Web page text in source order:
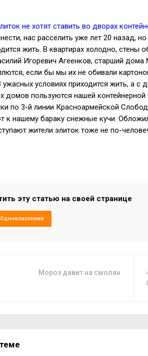
нас расселить уже лет 20 назад,
жить. В квартирах холодно,
Игоревич Агеенков, старший
если бы мы их не обивали
ужасных условиях приходится жить, а
домов пользуются нашей
по 3-й линии Красноармейской
к нашему бараку снежные кучи.
жители элиток тоже не по-
эту статью на своей странице
Одноклассники
Мороз давит на смолян